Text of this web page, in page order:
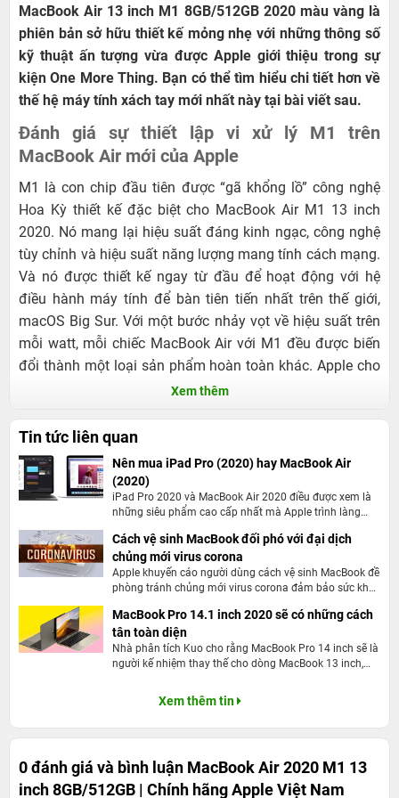
MacBook Air 13 inch M1 8GB/512GB 2020 màu vàng là
phiên bản sở hữu thiết kế mỏng nhẹ với những thông số
kỹ thuật ấn tượng vừa được Apple giới thiệu trong sự
kiện One More Thing. Bạn có thể tìm hiểu chi tiết hơn về
thế hệ máy tính xách tay mới nhất này tại bài viết sau.
Đánh giá sự thiết lập vi xử lý M1 trên
MacBook Air mới của Apple
M1 là con chip đầu tiên được “gã khổng lồ” công nghệ
Hoa Kỳ thiết kế đặc biệt cho MacBook Air M1 13 inch
2020. Nó mang lại hiệu suất đáng kinh ngạc, công nghệ
tùy chỉnh và hiệu suất năng lượng mang tính cách mạng.
Và nó được thiết kế ngay từ đầu để hoạt động với hệ
điều hành máy tính để bàn tiên tiến nhất trên thế giới,
macOS Big Sur. Với một bước nhảy vọt về hiệu suất trên
mỗi watt, mỗi chiếc MacBook Air với M1 đều được biến
đổi thành một loại sản phẩm hoàn toàn khác. Apple cho
rằng đó không phải là một bản nâng cấp, mà chính xác
công nghệ này được kết hợp thành một hệ thống duy
Xem thêm
Tin tức liên quan
Nên mua iPad Pro (2020) hay MacBook Air
(2020)
iPad Pro 2020 và MacBook Air 2020 điều được xem là
những siêu phẩm cao cấp nhất mà Apple trình làng
Cách vệ sinh MacBook đối phó với đại dịch
chủng mới virus corona
Apple khuyến cáo người dùng cách vệ sinh MacBook đề
phòng tránh chủng mới virus corona đảm bảo sức khỏe
MacBook Pro 14.1 inch 2020 sẽ có những cách
tân toàn diện
Nhà phân tích Kuo cho rằng MacBook Pro 14 inch sẽ là
người kế nhiệm thay thế cho dòng MacBook 13 inch,
Xem thêm tin
0 đánh giá và bình luận MacBook Air 2020 M1 13
inch 8GB/512GB | Chính hãng Apple Việt Nam